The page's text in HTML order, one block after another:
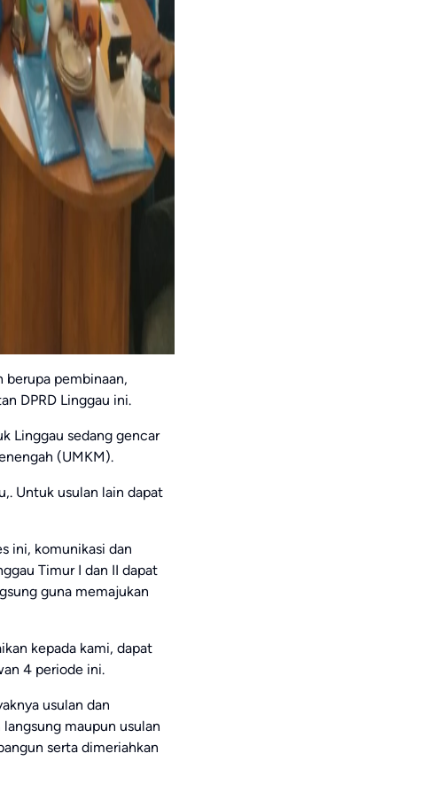
berupa pembinaan,
DPRD Linggau ini.
Linggau sedang gencar
(UMKM).
Untuk usulan lain dapat
ini, komunikasi dan
Timur I dan II dapat
guna memajukan
kepada kami, dapat
4 periode ini.
usulan dan
maupun usulan
serta dimeriahkan